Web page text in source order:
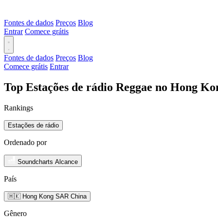
Fontes de dados Preços Blog
Entrar Comece grátis
Fontes de dados Preços Blog
Comece grátis Entrar
Top Estações de rádio Reggae no Hong
Rankings
Estações de rádio
Ordenado por
Soundcharts Alcance
País
🇭🇰 Hong Kong SAR China
Gênero